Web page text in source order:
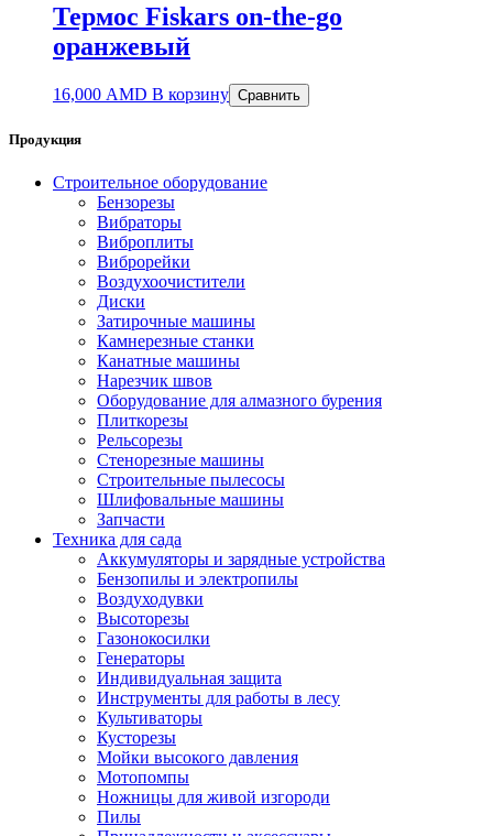
Термос Fiskars on-the-go
оранжевый
16,000 AMD В корзину Сравнить
Продукция
Строительное оборудование
Бензорезы
Вибраторы
Виброплиты
Виброрейки
Воздухоочистители
Диски
Затирочные машины
Камнерезные станки
Канатные машины
Нарезчик швов
Оборудование для алмазного бурения
Плиткорезы
Рельсорезы
Стенорезные машины
Строительные пылесосы
Шлифовальные машины
Запчасти
Техника для сада
Аккумуляторы и зарядные устройства
Бензопилы и электропилы
Воздуходувки
Высоторезы
Газонокосилки
Генераторы
Индивидуальная защита
Инструменты для работы в лесу
Культиваторы
Кусторезы
Мойки высокого давления
Мотопомпы
Ножницы для живой изгороди
Пилы